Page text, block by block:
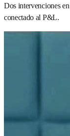
Dos intervenciones
conectado al P&L.